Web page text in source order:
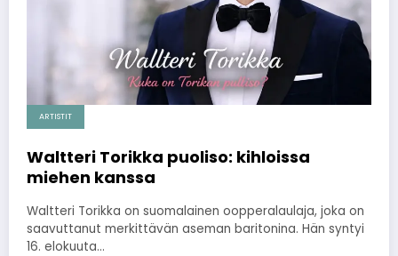
ARTISTIT
Waltteri Torikka puoliso: kihloissa
miehen kanssa
Waltteri Torikka on suomalainen oopperalaulaja, joka on
saavuttanut merkittävän aseman baritonina. Hän syntyi
16. elokuuta…